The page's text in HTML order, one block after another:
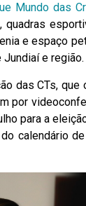
Mundo das
quadras
e espaço
e região.
das CTs, que
por
para a
calendário